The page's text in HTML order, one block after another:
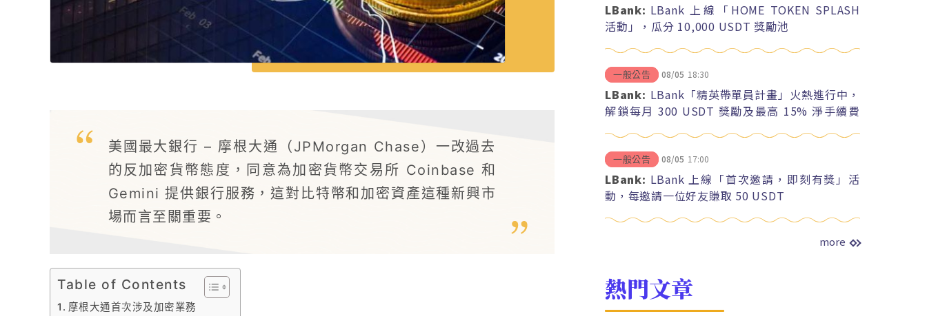
美國最大銀行 – 摩根大通（JPMorgan Chase）一改過去
的反加密貨幣態度，同意為加密貨幣交易所 Coinbase 和
Gemini 提供銀行服務，這對比特幣和加密資產這種新興市
場而言至關重要。
Table of Contents
摩根大通首次涉及加密業務
LBank: LBank 上線「HOME TOKEN SPLASH
活動」，瓜分 10,000 USDT 獎勵池
一般公告 08/05 18:30
LBank: LBank「精英帶單員計畫」火熱進行中，
解鎖每月 300 USDT 獎勵及最高 15% 淨手續費
一般公告 08/05 17:00
LBank: LBank 上線「首次邀請，即刻有獎」活
動，每邀請一位好友賺取 50 USDT
more
熱門文章